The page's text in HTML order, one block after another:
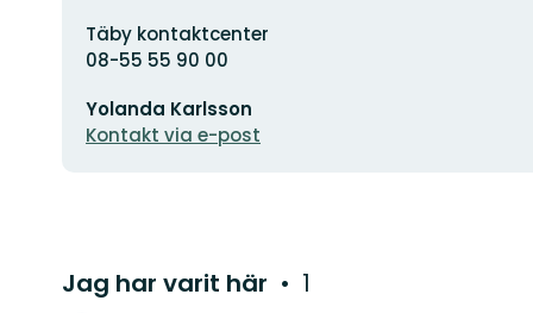
Adress
Täby kontaktcenter
08-55 55 90 00
postadress
Yolanda Karlsson
Kontakt via e-post
Jag har varit här 1